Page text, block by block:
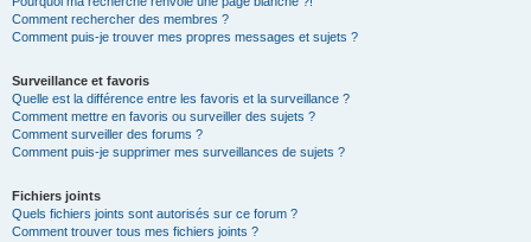
Comment rechercher des membres ?
Comment puis-je trouver mes propres messages et sujets ?
Surveillance et favoris
Quelle est la différence entre les favoris et la surveillance ?
Comment mettre en favoris ou surveiller des sujets ?
Comment surveiller des forums ?
Comment puis-je supprimer mes surveillances de sujets ?
Fichiers joints
Quels fichiers joints sont autorisés sur ce forum ?
Comment trouver tous mes fichiers joints ?